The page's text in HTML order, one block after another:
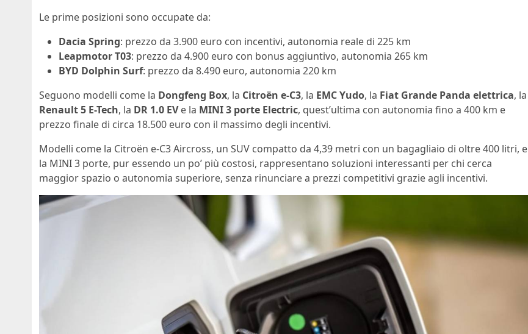
Le prime posizioni sono occupate da:
Dacia Spring: prezzo da 3.900 euro con incentivi, autonomia reale di 225 km
Leapmotor T03: prezzo da 4.900 euro con bonus aggiuntivo, autonomia 265 km
BYD Dolphin Surf: prezzo da 8.490 euro, autonomia 220 km
Seguono modelli come la Dongfeng Box, la Citroën e-C3, la EMC Yudo, la Fiat Grande Panda elettrica, la
Renault 5 E-Tech, la DR 1.0 EVe la MINI 3 porte Electric, quest’ultima con autonomia fino a 400 km e
prezzo finale di circa 18.500 euro con il massimo degli incentivi.
Modelli come la Citroën e-C3 Aircross, un SUV compatto da 4,39 metri con un bagagliaio di oltre 400 litri, e
la MINI 3 porte, pur essendo un po’ più costosi, rappresentano soluzioni interessanti per chi cerca
maggior spazio o autonomia superiore, senza rinunciare a prezzi competitivi grazie agli incentivi.